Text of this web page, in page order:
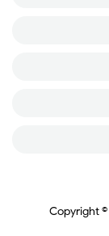
Copyright ©